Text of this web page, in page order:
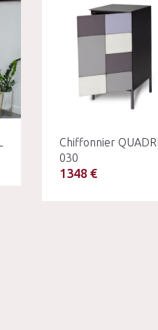
Chiffonnier
030
1348 €